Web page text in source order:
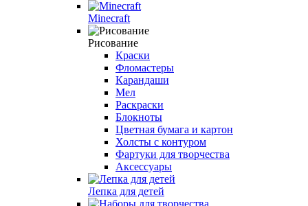
Minecraft
Рисование
Краски
Фломастеры
Карандаши
Мел
Раскраски
Блокноты
Цветная бумага и картон
Холсты с контуром
Фартуки для творчества
Аксессуары
Лепка для детей